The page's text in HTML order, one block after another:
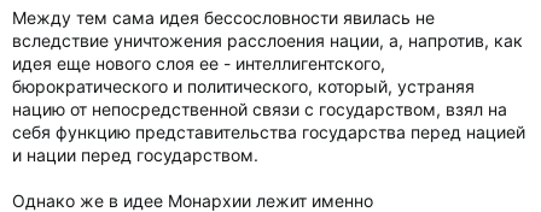
Между тем сама идея бессословности явилась не
вследствие уничтожения расслоения нации, а, напротив, как
идея еще нового слоя ее - интеллигентского,
бюрократического и политического, который, устраняя
нацию от непосредственной связи с государством, взял на
себя функцию представительства государства перед нацией
и нации перед государством.
Однако же в идее Монархии лежит именно